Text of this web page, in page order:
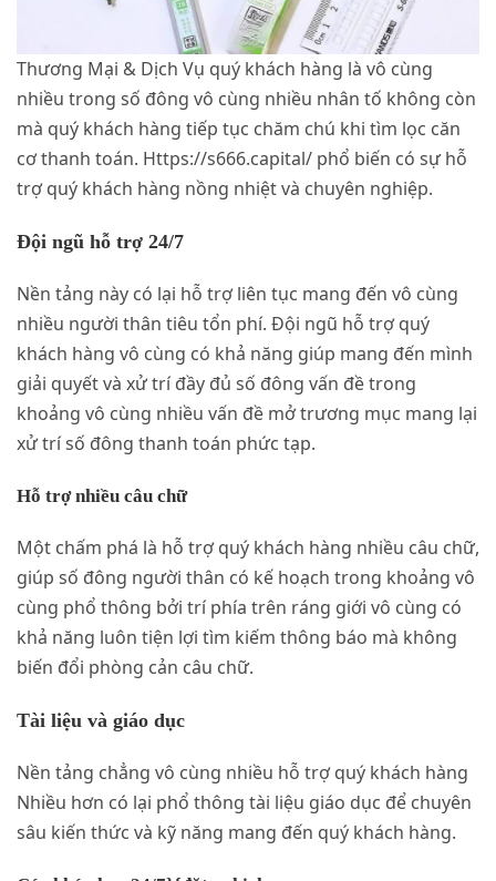
Thương Mại & Dịch Vụ quý khách hàng là vô cùng
nhiều trong số đông vô cùng nhiều nhân tố không còn
mà quý khách hàng tiếp tục chăm chú khi tìm lọc căn
cơ thanh toán. Https://s666.capital/ phổ biến có sự hỗ
trợ quý khách hàng nồng nhiệt và chuyên nghiệp.
Đội ngũ hỗ trợ 24/7
Nền tảng này có lại hỗ trợ liên tục mang đến vô cùng
nhiều người thân tiêu tổn phí. Đội ngũ hỗ trợ quý
khách hàng vô cùng có khả năng giúp mang đến mình
giải quyết và xử trí đầy đủ số đông vấn đề trong
khoảng vô cùng nhiều vấn đề mở trương mục mang lại
xử trí số đông thanh toán phức tạp.
Hỗ trợ nhiều câu chữ
Một chấm phá là hỗ trợ quý khách hàng nhiều câu chữ,
giúp số đông người thân có kế hoạch trong khoảng vô
cùng phổ thông bởi trí phía trên ráng giới vô cùng có
khả năng luôn tiện lợi tìm kiếm thông báo mà không
biến đổi phòng cản câu chữ.
Tài liệu và giáo dục
Nền tảng chẳng vô cùng nhiều hỗ trợ quý khách hàng
Nhiều hơn có lại phổ thông tài liệu giáo dục để chuyên
sâu kiến thức và kỹ năng mang đến quý khách hàng.